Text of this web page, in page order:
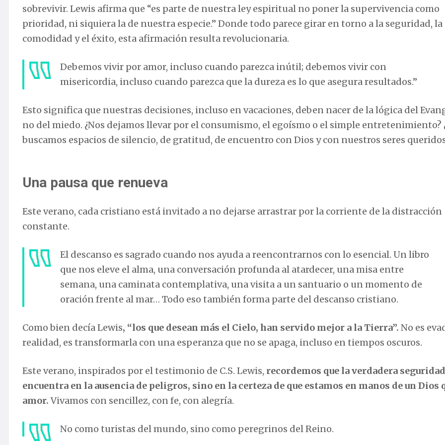
sobrevivir. Lewis afirma que “es parte de nuestra ley espiritual no poner la supervivencia como
prioridad, ni siquiera la de nuestra especie.” Donde todo parece girar en torno a la seguridad, la
comodidad y el éxito, esta afirmación resulta revolucionaria.
Debemos vivir por amor, incluso cuando parezca inútil; debemos vivir con
misericordia, incluso cuando parezca que la dureza es lo que asegura resultados.”
Esto significa que nuestras decisiones, incluso en vacaciones, deben nacer de la lógica del
no del miedo. ¿Nos dejamos llevar por el consumismo, el egoísmo o el simple entretenimiento?
buscamos espacios de silencio, de gratitud, de encuentro con Dios y con nuestros seres
Una pausa que renueva
Este verano, cada cristiano está invitado a no dejarse arrastrar por la corriente de la distracción
constante.
El descanso es sagrado cuando nos ayuda a reencontrarnos con lo esencial. Un libro
que nos eleve el alma, una conversación profunda al atardecer, una misa entre
semana, una caminata contemplativa, una visita a un santuario o un momento de
oración frente al mar… Todo eso también forma parte del descanso cristiano.
Como bien decía Lewis, “los que desean más el Cielo, han servido mejor a la Tierra”. No es
realidad, es transformarla con una esperanza que no se apaga, incluso en tiempos oscuros.
Este verano, inspirados por el testimonio de C.S. Lewis, recordemos que la verdadera
encuentra en la ausencia de peligros, sino en la certeza de que estamos en manos de un Dios
amor.Vivamos con sencillez, con fe, con alegría.
No como turistas del mundo, sino como peregrinos del Reino.